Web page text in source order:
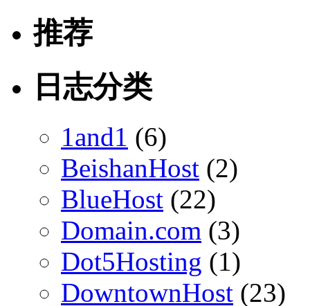
推荐
日志分类
1and1 (6)
BeishanHost (2)
BlueHost (22)
Domain.com (3)
Dot5Hosting (1)
DowntownHost (23)